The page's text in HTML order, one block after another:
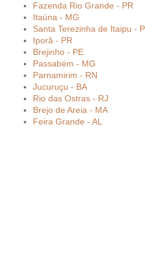
Fazenda Rio Grande - PR
Itaúna - MG
Santa Terezinha de Itaipu -
Iporã - PR
Brejinho - PE
Passabém - MG
Parnamirim - RN
Jucuruçu - BA
Rio das Ostras - RJ
Brejo de Areia - MA
Feira Grande - AL